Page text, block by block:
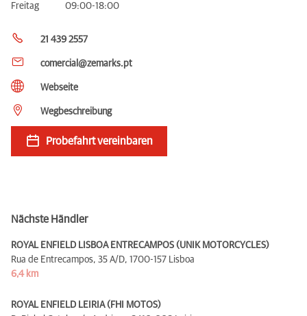
Freitag
09:00-18:00
21 439 2557
comercial@zemarks.pt
Webseite
Wegbeschreibung
Probefahrt vereinbaren
Nächste Händler
ROYAL ENFIELD LISBOA ENTRECAMPOS (UNIK MOTORCYCLES)
Rua de Entrecampos, 35 A/D, 1700-157 Lisboa
6,4 km
ROYAL ENFIELD LEIRIA (FHI MOTOS)